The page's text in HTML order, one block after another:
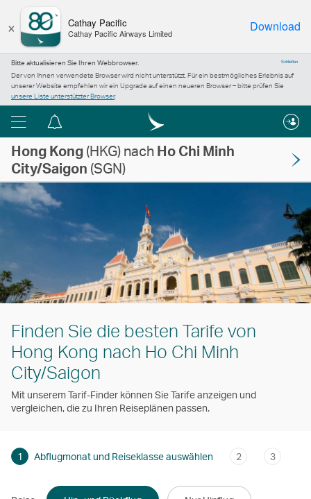
× Cathay Pacific
Cathay Pacific Airways Limited Download
Schließen
Bitte aktualisieren Sie Ihren Webbrowser.
Der von Ihnen verwendete Browser wird nicht unterstützt. Für ein bestmögliches Erlebnis auf
unserer Website empfehlen wir ein Upgrade auf einen neueren Browser – bitte prüfen Sie
unsere Liste unterstützter Browser.
Hong Kong(HKG) nachHo Chi Minh
City/Saigon (SGN)
Finden Sie die besten Tarife von
Hong Kong nach Ho Chi Minh
City/Saigon
Mit unserem Tarif-Finder können Sie Tarife anzeigen und
vergleichen, die zu Ihren Reiseplänen passen.
1 Abflugmonat und Reiseklasse auswählen 2 3